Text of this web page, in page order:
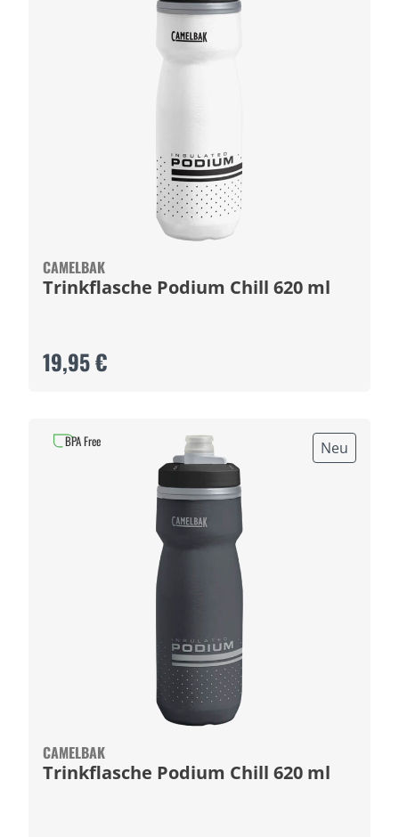
CAMELBAK
Trinkflasche Podium Chill 620 ml
19,95 €
Neu
CAMELBAK
Trinkflasche Podium Chill 620 ml
BPA Free